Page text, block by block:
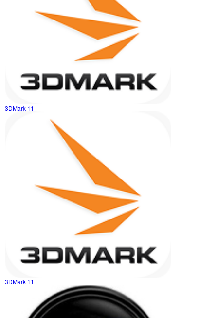
3DMark 11
3DMark 11